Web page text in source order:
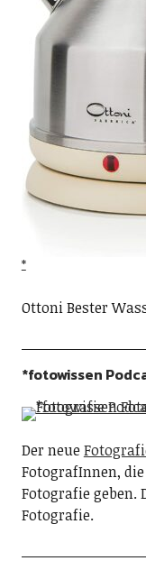
Ottoni Bester
*fotowissen
Der neue
FotografInnen,
Fotografie geben.
Fotografie.